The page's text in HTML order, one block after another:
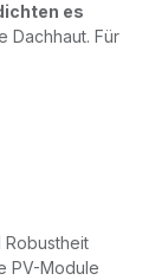
es
Dachhaut. Für
PV-Module